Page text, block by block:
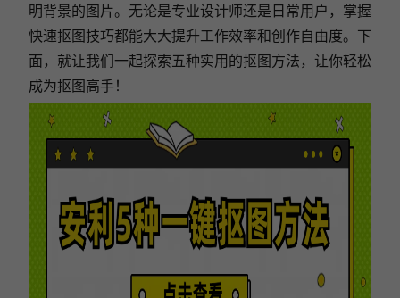
明背景的图片。无论是专业设计师还是日常用户，掌握
快速抠图技巧都能大大提升工作效率和创作自由度。下
面，就让我们一起探索五种实用的抠图方法，让你轻松
成为抠图高手！